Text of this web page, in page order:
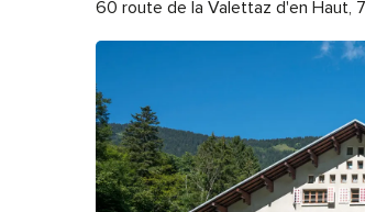
60 route de la Valettaz d'en Haut,